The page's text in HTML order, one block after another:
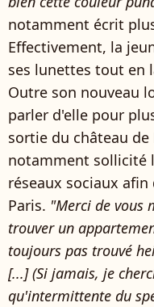
notamment écrit
Effectivement, la
ses lunettes tout en
Outre son nouveau
parler d'elle pour
sortie du château de
notamment sollicité
réseaux sociaux
Paris. "Merci de vous
trouver un
toujours pas trouvé
[...] (Si jamais, je
qu'intermittente du